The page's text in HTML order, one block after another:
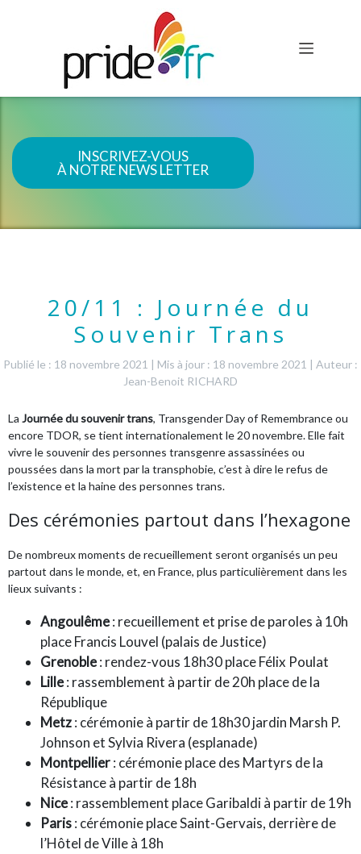
INSCRIVEZ-VOUS
À NOTRE NEWS LETTER
20/11 : Journée du
Souvenir Trans
Publié le : 18 novembre 2021 | Mis à jour : 18 novembre 2021 | Auteur :
Jean-Benoit RICHARD
La Journée du souvenir trans, Transgender Day of Remembrance ou
encore TDOR, se tient internationalement le 20 novembre. Elle fait
vivre le souvenir des personnes transgenre assassinées ou
poussées dans la mort par la transphobie, c’est à dire le refus de
l’existence et la haine des personnes trans.
Des cérémonies partout dans l’hexagone
De nombreux moments de recueillement seront organisés un peu
partout dans le monde, et, en France, plus particulièrement dans les
lieux suivants :
Angoulême: recueillement et prise de paroles à 10h
place Francis Louvel (palais de Justice)
Grenoble: rendez-vous 18h30 place Félix Poulat
Lille: rassemblement à partir de 20h place de la
République
Metz: cérémonie à partir de 18h30 jardin Marsh P.
Johnson et Sylvia Rivera (esplanade)
Montpellier: cérémonie place des Martyrs de la
Résistance à partir de 18h
Nice: rassemblement place Garibaldi à partir de 19h
Paris: cérémonie place Saint-Gervais, derrière de
l’Hôtel de Ville à 18h